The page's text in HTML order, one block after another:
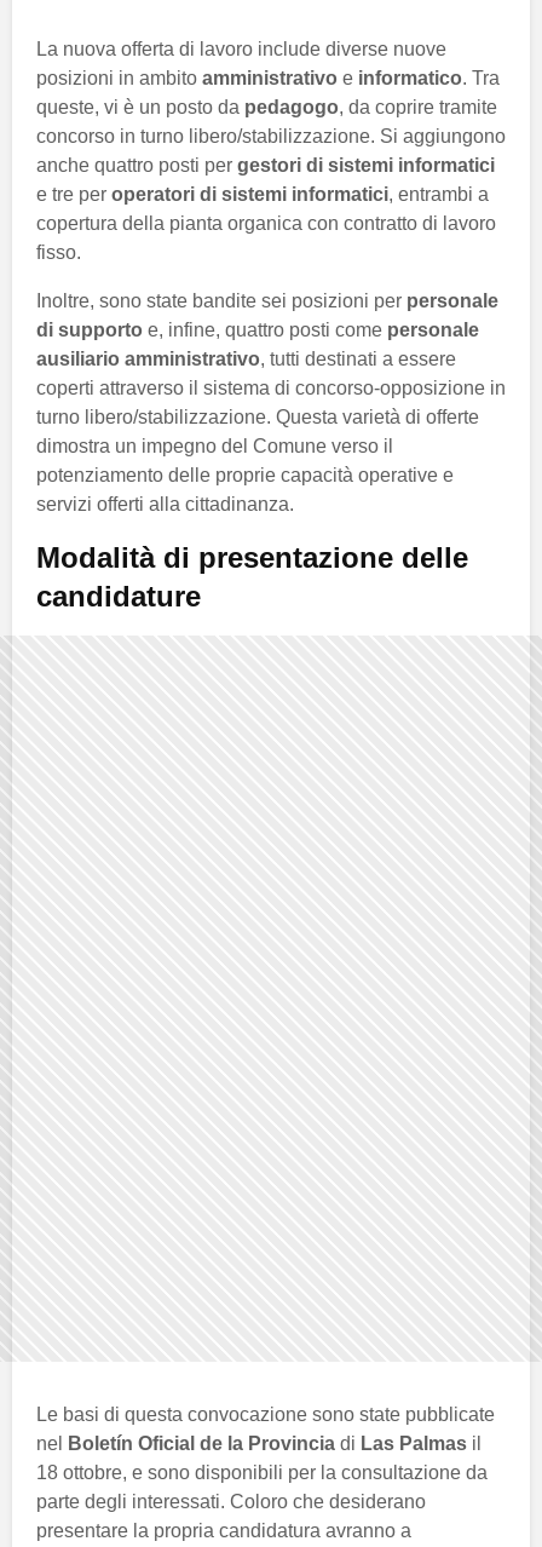
La nuova offerta di lavoro include diverse nuove
posizioni in ambito amministrativo e informatico. Tra
queste, vi è un posto da pedagogo, da coprire tramite
concorso in turno libero/stabilizzazione. Si aggiungono
anche quattro posti per gestori di sistemi informatici
e tre per operatori di sistemi informatici, entrambi a
copertura della pianta organica con contratto di lavoro
fisso.
Inoltre, sono state bandite sei posizioni per personale
di supporto e, infine, quattro posti come personale
ausiliario amministrativo, tutti destinati a essere
coperti attraverso il sistema di concorso-opposizione in
turno libero/stabilizzazione. Questa varietà di offerte
dimostra un impegno del Comune verso il
potenziamento delle proprie capacità operative e
servizi offerti alla cittadinanza.
Modalità di presentazione delle
candidature
Le basi di questa convocazione sono state pubblicate
nel
Boletín Oficial de la Provincia di Las Palmas il
18 ottobre, e sono disponibili per la consultazione da
parte degli interessati. Coloro che desiderano
presentare la propria candidatura avranno a